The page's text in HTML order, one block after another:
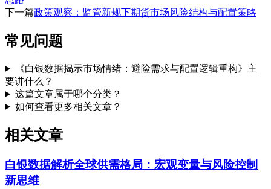
下一篇政策观察：监管新规下期货市场风险结构与配置策略
常见问题
《白银数据揭示市场情绪：避险需求与配置逻辑重构》主
要讲什么？
这篇文章属于哪个分类？
如何查看更多相关文章？
相关文章
白银数据解析全球供需格局：宏观变量与风险控制
新思维